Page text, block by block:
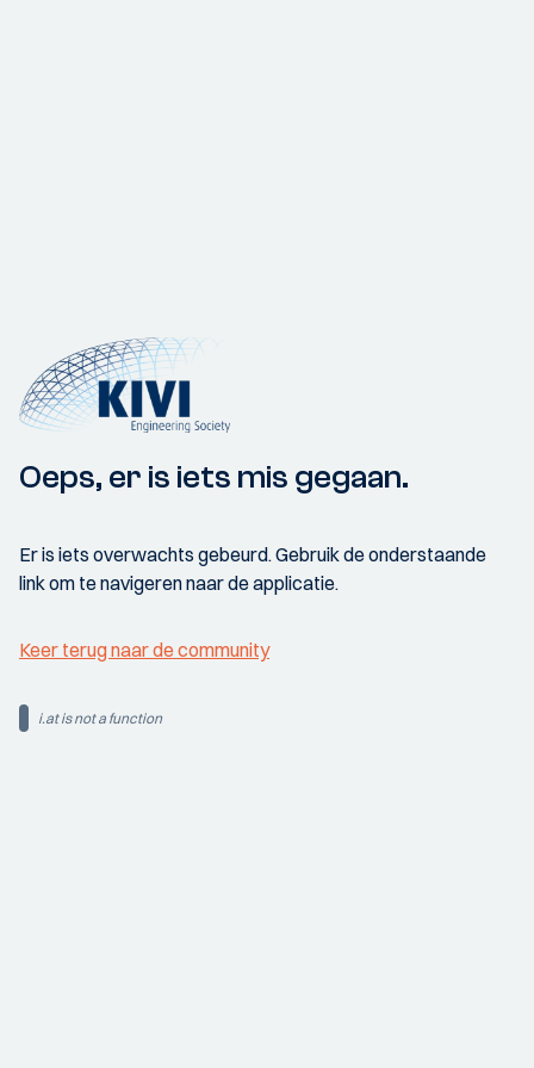
Oeps, er is iets mis gegaan.
Er is iets overwachts gebeurd. Gebruik de onderstaande
link om te navigeren naar de applicatie.
Keer terug naar de community
i.at is not a function